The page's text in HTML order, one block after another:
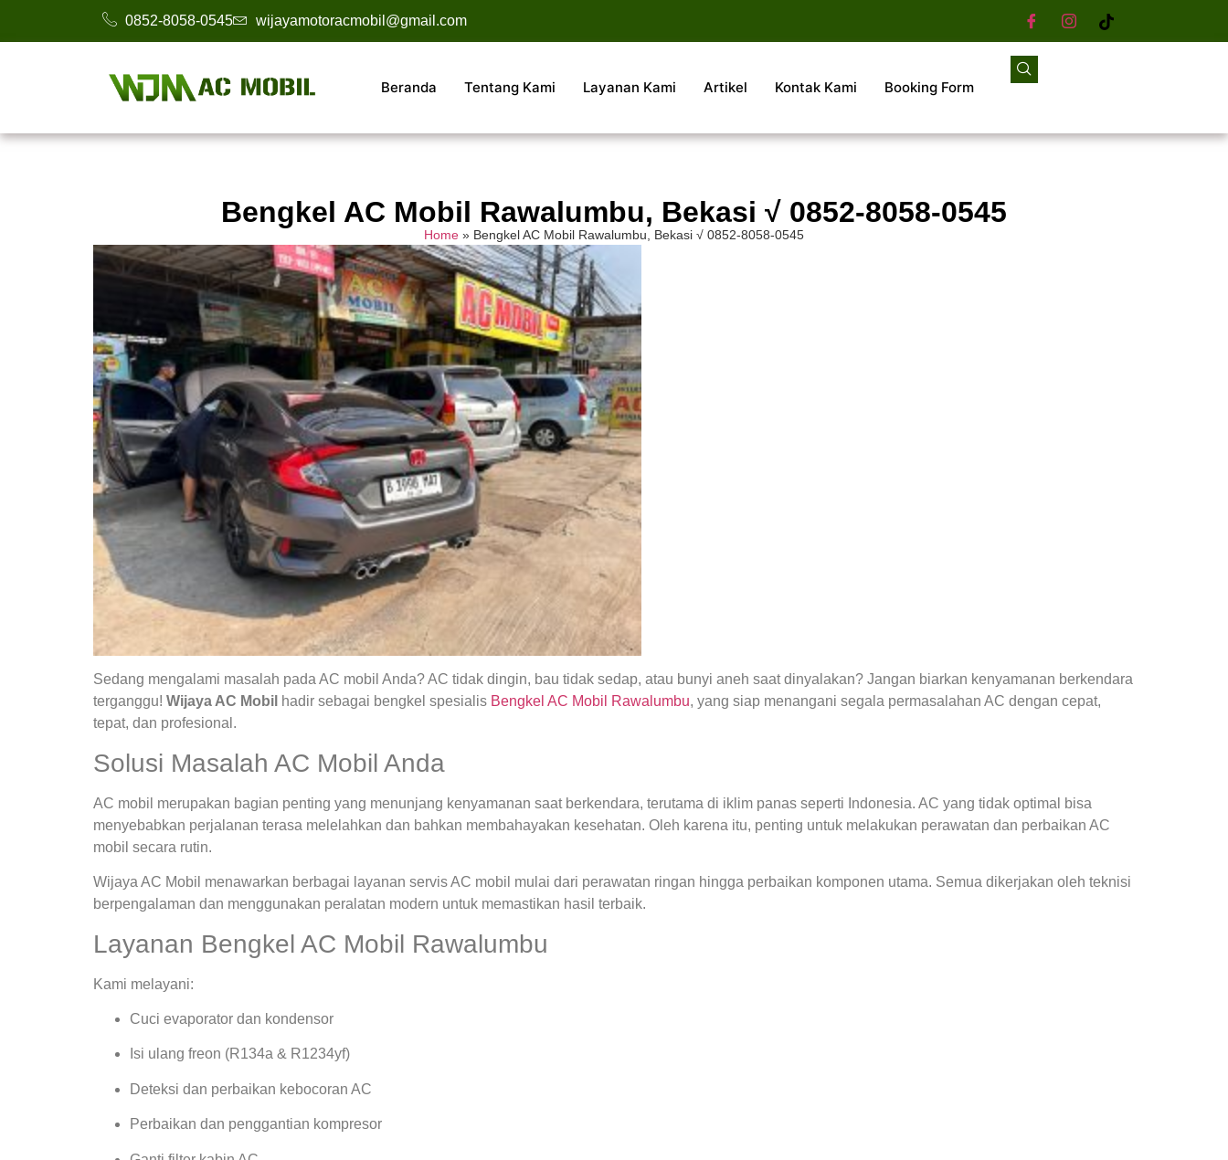
0852-8058-0545 wijayamotoracmobil@gmail.com
Beranda Tentang Kami Layanan Kami Artikel Kontak Kami Booking Form
Bengkel AC Mobil Rawalumbu, Bekasi √ 0852-8058-0545
Home » Bengkel AC Mobil Rawalumbu, Bekasi √ 0852-8058-0545
Sedang mengalami masalah pada AC mobil Anda? AC tidak dingin, bau tidak sedap, atau bunyi aneh saat dinyalakan? Jangan biarkan kenyamanan berkendara
terganggu! Wijaya AC Mobil hadir sebagai bengkel spesialis Bengkel AC Mobil Rawalumbu, yang siap menangani segala permasalahan AC dengan cepat,
tepat, dan profesional.
Solusi Masalah AC Mobil Anda
AC mobil merupakan bagian penting yang menunjang kenyamanan saat berkendara, terutama di iklim panas seperti Indonesia. AC yang tidak optimal bisa
menyebabkan perjalanan terasa melelahkan dan bahkan membahayakan kesehatan. Oleh karena itu, penting untuk melakukan perawatan dan perbaikan AC
mobil secara rutin.
Wijaya AC Mobil menawarkan berbagai layanan servis AC mobil mulai dari perawatan ringan hingga perbaikan komponen utama. Semua dikerjakan oleh teknisi
berpengalaman dan menggunakan peralatan modern untuk memastikan hasil terbaik.
Layanan Bengkel AC Mobil Rawalumbu
Kami melayani:
Cuci evaporator dan kondensor
Isi ulang freon (R134a & R1234yf)
Deteksi dan perbaikan kebocoran AC
Perbaikan dan penggantian kompresor